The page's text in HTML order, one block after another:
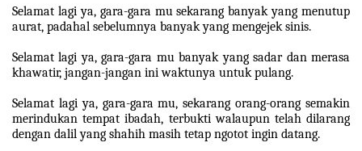
Selamat lagi ya, gara-gara mu sekarang banyak yang menutup
aurat, padahal sebelumnya banyak yang mengejek sinis.
Selamat lagi ya, gara-gara mu banyak yang sadar dan merasa
khawatir, jangan-jangan ini waktunya untuk pulang.
Selamat lagi ya, gara-gara mu, sekarang orang-orang semakin
merindukan tempat ibadah, terbukti walaupun telah dilarang
dengan dalil yang shahih masih tetap ngotot ingin datang.